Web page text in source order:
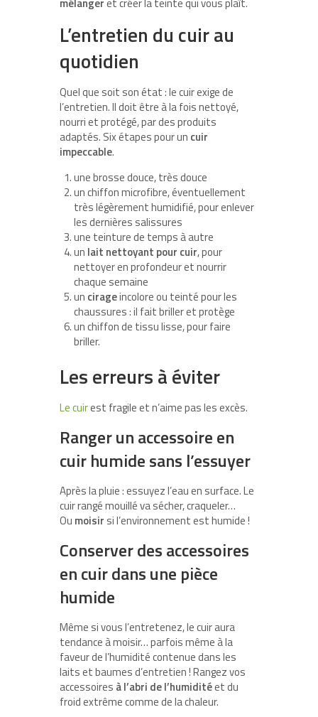
L’entretien du cuir au
quotidien
Quel que soit son état : le cuir exige de
l’entretien. Il doit être à la fois nettoyé,
nourri et protégé, par des produits
adaptés. Six étapes pour un cuir
impeccable.
une brosse douce, très douce
un chiffon microfibre, éventuellement
très légèrement humidifié, pour enlever
les dernières salissures
une teinture de temps à autre
un lait nettoyant pour cuir, pour
nettoyer en profondeur et nourrir
chaque semaine
un cirageincolore ou teinté pour les
chaussures : il fait briller et protège
un chiffon de tissu lisse, pour faire
briller.
Les erreurs à éviter
Le cuirest fragile et n’aime pas les excès.
Ranger un accessoire en
cuir humide sans l’essuyer
Après la pluie : essuyez l’eau en surface. Le
cuir rangé mouillé va sécher, craqueler…
Ou moisir si l’environnement est humide !
Conserver des accessoires
en cuir dans une pièce
humide
Même si vous l’entretenez, le cuir aura
tendance à moisir… parfois même à la
faveur de l’humidité contenue dans les
laits et baumes d’entretien ! Rangez vos
accessoires à l’abri de l’humiditéet du
froid extrême comme de la chaleur.